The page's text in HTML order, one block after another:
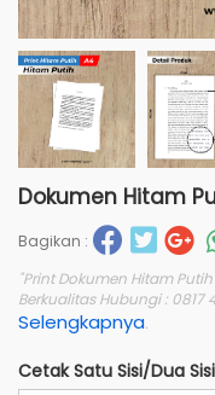
Dokumen Hitam
Bagikan :
"Print Dokumen Hitam
Berkualitas Hubungi : 0817
Selengkapnya.
Cetak Satu Sisi/Dua Sisi